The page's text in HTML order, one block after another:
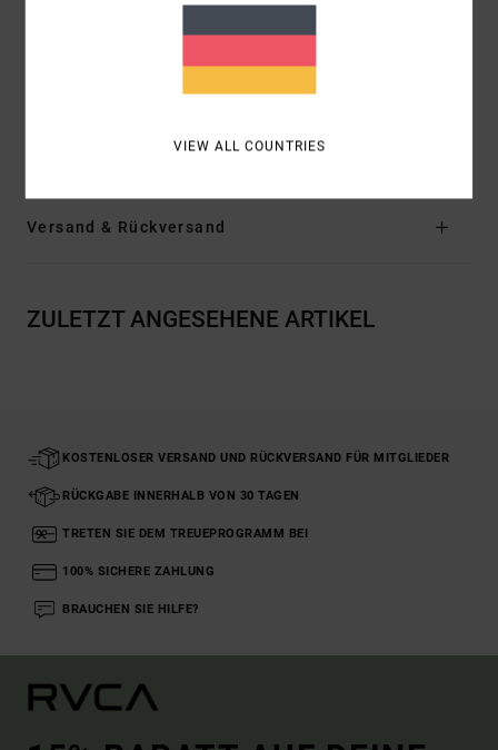
15,5" Beinöffnung
5-Taschen-Style
Vergrößerte Außennaht
Versand & Rückversand
ZULETZT ANGESEHENE ARTIKEL
KOSTENLOSER VERSAND UND RÜCKVERSAND FÜR MITGLIEDER
RÜCKGABE INNERHALB VON 30 TAGEN
TRETEN SIE DEM TREUEPROGRAMM BEI
100% SICHERE ZAHLUNG
BRAUCHEN SIE HILFE?
VIEW ALL COUNTRIES